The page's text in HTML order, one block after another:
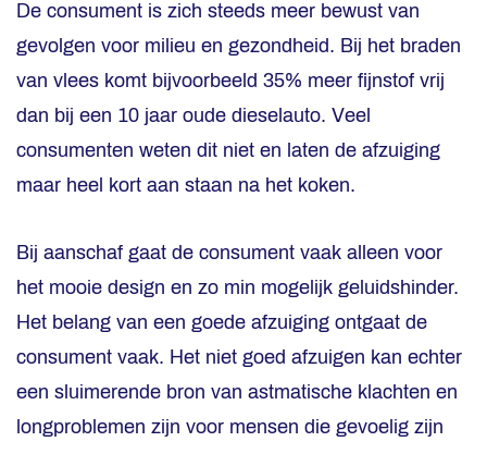
De consument is zich steeds meer bewust van
gevolgen voor milieu en gezondheid. Bij het braden
van vlees komt bijvoorbeeld 35% meer fijnstof vrij
dan bij een 10 jaar oude dieselauto. Veel
consumenten weten dit niet en laten de afzuiging
maar heel kort aan staan na het koken.
Bij aanschaf gaat de consument vaak alleen voor
het mooie design en zo min mogelijk geluidshinder.
Het belang van een goede afzuiging ontgaat de
consument vaak. Het niet goed afzuigen kan echter
een sluimerende bron van astmatische klachten en
longproblemen zijn voor mensen die gevoelig zijn